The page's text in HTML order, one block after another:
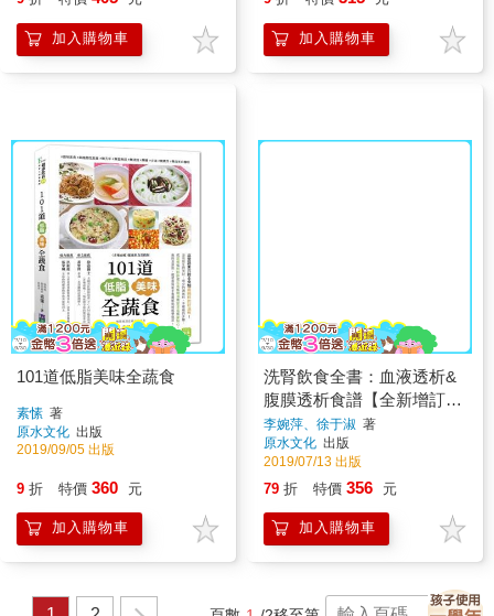
加入購物車 加入購物車
101道低脂美味全蔬食
素愫 著
原水文化 出版
2019/09/05 出版
9 折 特價 360 元
加入購物車
洗腎飲食全書：血液透析&
腹膜透析食譜【全新增訂
版】
李婉萍、徐于淑 著
原水文化 出版
2019/07/13 出版
79 折 特價 356 元
加入購物車